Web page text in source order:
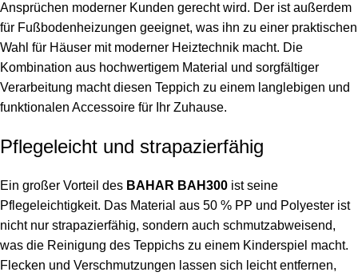
Ansprüchen moderner Kunden gerecht wird. Der ist außerdem
für Fußbodenheizungen geeignet, was ihn zu einer praktischen
Wahl für Häuser mit moderner Heiztechnik macht. Die
Kombination aus hochwertigem Material und sorgfältiger
Verarbeitung macht diesen Teppich zu einem langlebigen und
funktionalen Accessoire für Ihr Zuhause.
Pflegeleicht und strapazierfähig
Ein großer Vorteil des BAHAR BAH300 ist seine
Pflegeleichtigkeit. Das Material aus 50 % PP und Polyester ist
nicht nur strapazierfähig, sondern auch schmutzabweisend,
was die Reinigung des Teppichs zu einem Kinderspiel macht.
Flecken und Verschmutzungen lassen sich leicht entfernen,